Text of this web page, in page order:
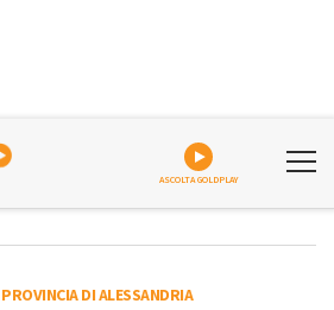
ASCOLTA GOLDPLAY
PROVINCIA DI ALESSANDRIA